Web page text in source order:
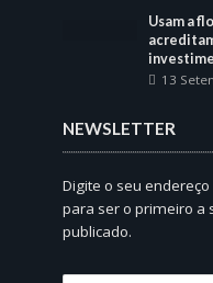
Usam a
13
NEWSLETTER
Digite o seu
para ser o primeiro a
publicado.